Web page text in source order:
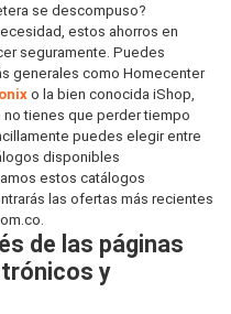
se descompuso?
estos ahorros en
seguramente. Puedes
generales como Homecenter
o la bien conocida iShop,
tienes que perder tiempo
puedes elegir entre
disponibles
estos catálogos
las ofertas más recientes
de las páginas
y